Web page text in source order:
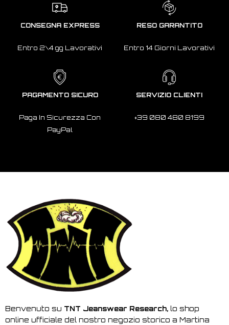
CONSEGNA EXPRESS
Entro 2\4 gg Lavorativi
RESO GARANTITO
Entro 14 Giorni Lavorativi
PAGAMENTO SICURO
Paga In Sicurezza Con
PayPal
SERVIZIO CLIENTI
+39 080 480 8199
Benvenuto su TNT Jeanswear Research, lo shop
online ufficiale del nostro negozio storico a Martina